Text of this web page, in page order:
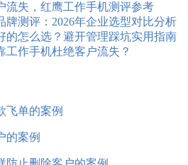
流失，红鹰工作手机测评参考
牌测评：2026年企业选型对比分析
的怎么选？避开管理踩坑实用指南
工作手机杜绝客户流失？